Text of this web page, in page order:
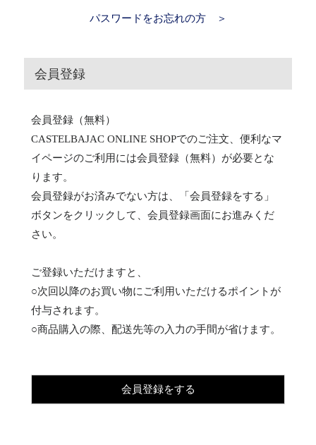
パスワードをお忘れの方 ＞
会員登録
会員登録（無料）
CASTELBAJAC ONLINE SHOPでのご注文、便利なマ
イページのご利用には会員登録（無料）が必要とな
ります。
会員登録がお済みでない方は、「会員登録をする」
ボタンをクリックして、会員登録画面にお進みくだ
さい。
ご登録いただけますと、
○次回以降のお買い物にご利用いただけるポイントが
付与されます。
○商品購入の際、配送先等の入力の手間が省けます。
会員登録をする